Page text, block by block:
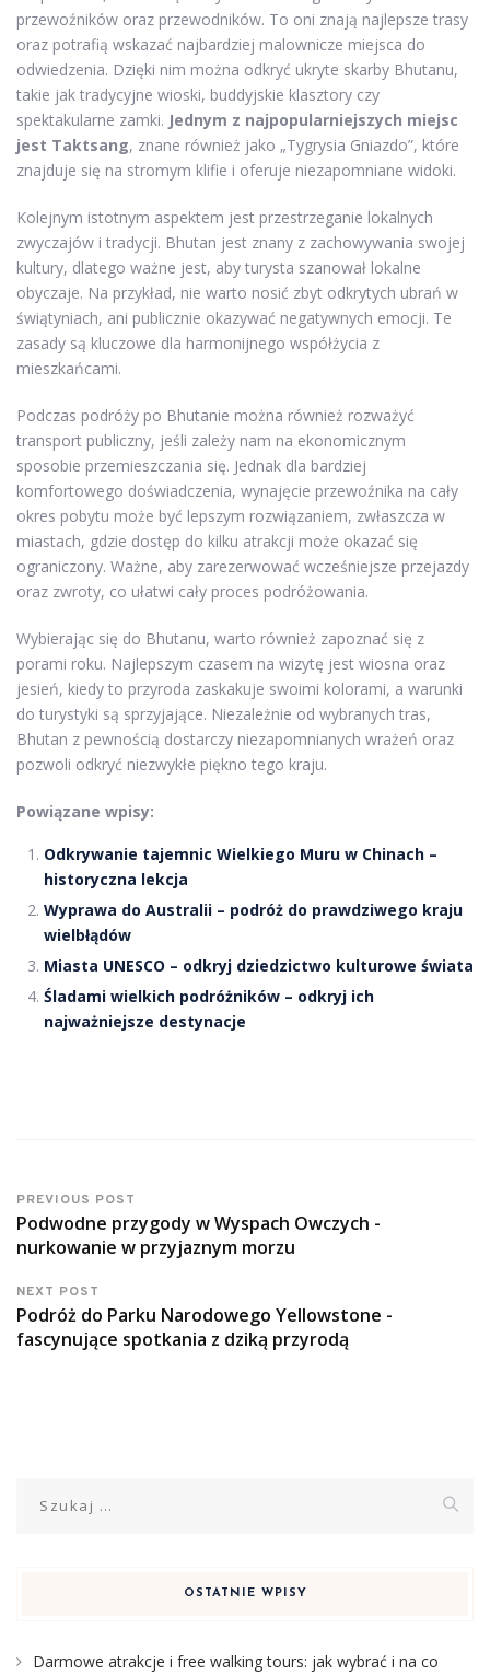
przewoźników oraz przewodników. To oni znają najlepsze trasy
oraz potrafią wskazać najbardziej malownicze miejsca do
odwiedzenia. Dzięki nim można odkryć ukryte skarby Bhutanu,
takie jak tradycyjne wioski, buddyjskie klasztory czy
spektakularne zamki. Jednym z najpopularniejszych miejsc
jest Taktsang, znane również jako „Tygrysia Gniazdo”, które
znajduje się na stromym klifie i oferuje niezapomniane widoki.
Kolejnym istotnym aspektem jest przestrzeganie lokalnych
zwyczajów i tradycji. Bhutan jest znany z zachowywania swojej
kultury, dlatego ważne jest, aby turysta szanował lokalne
obyczaje. Na przykład, nie warto nosić zbyt odkrytych ubrań w
świątyniach, ani publicznie okazywać negatywnych emocji. Te
zasady są kluczowe dla harmonijnego współżycia z
mieszkańcami.
Podczas podróży po Bhutanie można również rozważyć
transport publiczny, jeśli zależy nam na ekonomicznym
sposobie przemieszczania się. Jednak dla bardziej
komfortowego doświadczenia, wynajęcie przewoźnika na cały
okres pobytu może być lepszym rozwiązaniem, zwłaszcza w
miastach, gdzie dostęp do kilku atrakcji może okazać się
ograniczony. Ważne, aby zarezerwować wcześniejsze przejazdy
oraz zwroty, co ułatwi cały proces podróżowania.
Wybierając się do Bhutanu, warto również zapoznać się z
porami roku. Najlepszym czasem na wizytę jest wiosna oraz
jesień, kiedy to przyroda zaskakuje swoimi kolorami, a warunki
do turystyki są sprzyjające. Niezależnie od wybranych tras,
Bhutan z pewnością dostarczy niezapomnianych wrażeń oraz
pozwoli odkryć niezwykłe piękno tego kraju.
Powiązane wpisy:
Odkrywanie tajemnic Wielkiego Muru w Chinach –
historyczna lekcja
Wyprawa do Australii – podróż do prawdziwego kraju
wielbłądów
Miasta UNESCO – odkryj dziedzictwo kulturowe świata
Śladami wielkich podróżników – odkryj ich
najważniejsze destynacje
PREVIOUS POST
Podwodne przygody w Wyspach Owczych -
nurkowanie w przyjaznym morzu
NEXT POST
Podróż do Parku Narodowego Yellowstone -
fascynujące spotkania z dziką przyrodą
OSTATNIE WPISY
Darmowe atrakcje i free walking tours: jak wybrać i na co